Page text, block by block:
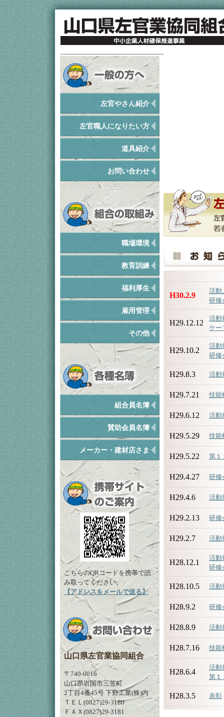
左官やさん紹介
左官職人になりたい方
道具紹介
お問い合わせ
職場環境
教育訓練
福利厚生
雇用管理
その他
組合員名簿
賛助会員名簿
メーカー・建材店さま
こちらのQRコードを携帯で読
み取ってください。
【アドレスをメールで送る】
山口県左官業協同組合
〒740-0016
山口県岩国市三笠町
2丁目4番45号 下野工業(株)内
ＴＥＬ(0827)29-3180
ＦＡＸ(0827)29-3181
H30.2.9
活動
研修
H29.12.12
活動
ケー
H29.10.2
活動
研修
H29.8.3 活動
H29.7.21 技能
H29.6.12 活動
H29.5.29 技能
H29.5.22 第１
H29.4.27 研修
H29.4.6 活動
H29.2.13 研修
H29.2.7 活動
H28.12.1
活動
研修
H28.10.5 活動
H28.9.2 研修
H28.8.9 活動
H28.7.16 技能
H28.6.4
活動
第１
H28.3.5 表彰